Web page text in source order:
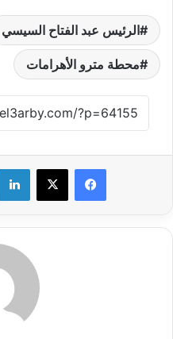
الرئيس عبد الفتاح السيسي
محطة مترو الأهرامات